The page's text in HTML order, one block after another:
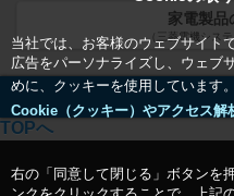
当社では、お客様のウェブサイト
広告をパーソナライズし、ウェブ
めに、クッキーを使用しています。
Cookie（クッキー）やアクセス解
右の「同意して閉じる」ボタンを
家電製品
（三菱電機シス
TOPへ